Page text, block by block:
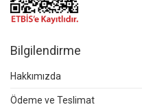
Bilgilendirme
Hakkımızda
Ödeme ve Teslimat